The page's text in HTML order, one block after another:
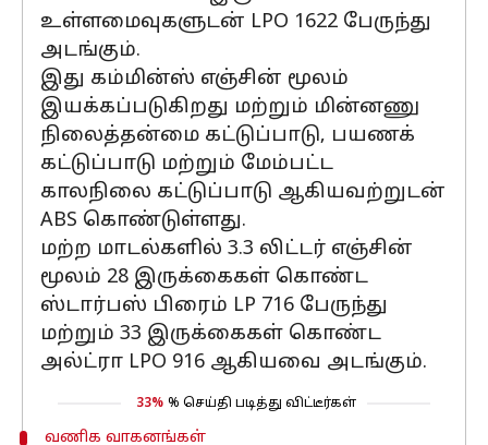
உள்ளமைவுகளுடன் LPO 1622 பேருந்து
அடங்கும்.
இது கம்மின்ஸ் எஞ்சின் மூலம்
இயக்கப்படுகிறது மற்றும் மின்னணு
நிலைத்தன்மை கட்டுப்பாடு, பயணக்
கட்டுப்பாடு மற்றும் மேம்பட்ட
காலநிலை கட்டுப்பாடு ஆகியவற்றுடன்
ABS கொண்டுள்ளது.
மற்ற மாடல்களில் 3.3 லிட்டர் எஞ்சின்
மூலம் 28 இருக்கைகள் கொண்ட
ஸ்டார்பஸ் பிரைம் LP 716 பேருந்து
மற்றும் 33 இருக்கைகள் கொண்ட
அல்ட்ரா LPO 916 ஆகியவை அடங்கும்.
33% % செய்தி படித்து விட்டீர்கள்
வணிக வாகனங்கள்